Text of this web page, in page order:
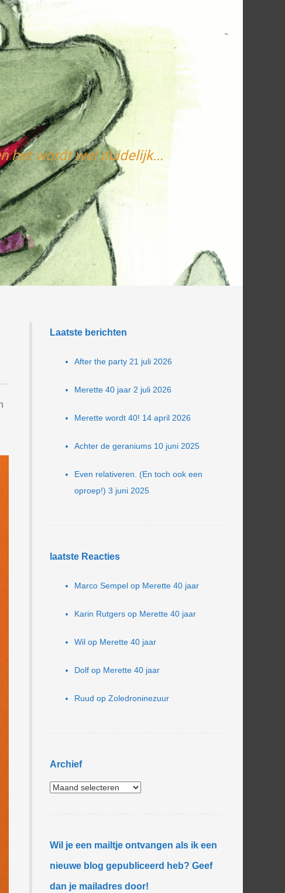
het wordt wel duidelijk...
Laatste berichten
After the party 21 juli 2026
Merette 40 jaar 2 juli 2026
Merette wordt 40! 14 april 2026
Achter de geraniums 10 juni 2025
Even relativeren. (En toch ook een
oproep!) 3 juni 2025
laatste Reacties
Marco Sempel op Merette 40 jaar
Karin Rutgers op Merette 40 jaar
Wil op Merette 40 jaar
Dolf op Merette 40 jaar
Ruud op Zoledroninezuur
Archief
Wil je een mailtje ontvangen als ik een
nieuwe blog gepubliceerd heb? Geef
dan je mailadres door!